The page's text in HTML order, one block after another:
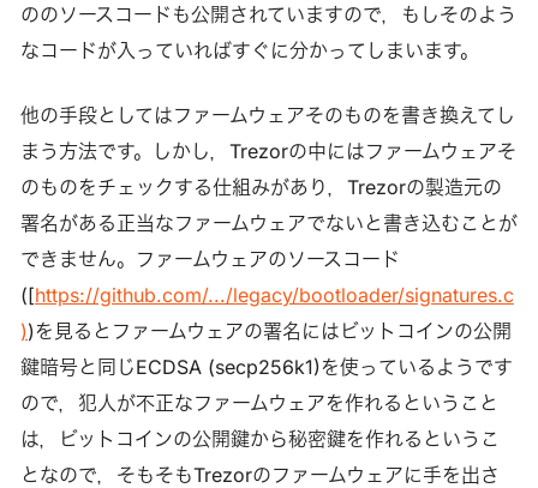
ののソースコードも公開されていますので，もしそのよう
なコードが入っていればすぐに分かってしまいます。
他の手段としてはファームウェアそのものを書き換えてし
まう方法です。しかし，Trezorの中にはファームウェアそ
のものをチェックする仕組みがあり，Trezorの製造元の
署名がある正当なファームウェアでないと書き込むことが
できません。ファームウェアのソースコード
([https://github.com/.../legacy/bootloader/signatures.c
))を見るとファームウェアの署名にはビットコインの公開
鍵暗号と同じECDSA (secp256k1)を使っているようです
ので，犯人が不正なファームウェアを作れるということ
は，ビットコインの公開鍵から秘密鍵を作れるというこ
となので，そもそもTrezorのファームウェアに手を出さ